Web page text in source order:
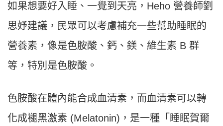
如果想要好入睡、一覺到天亮，Heho 營養師劉
思妤建議，民眾可以考慮補充一些幫助睡眠的
營養素，像是色胺酸、鈣、鎂、維生素 B 群
等，特別是色胺酸。
色胺酸在體內能合成血清素，而血清素可以轉
化成褪黑激素 (Melatonin)，是一種「睡眠賀爾